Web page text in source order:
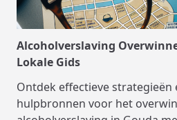
Alcoholverslaving
Lokale Gids
Ontdek effectieve strategieën
hulpbronnen voor het